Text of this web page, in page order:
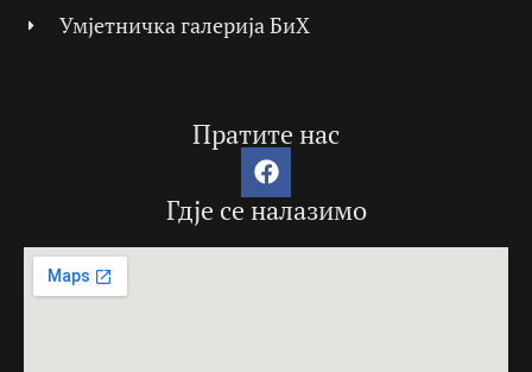
Умјетничка галерија БиХ
Пратите нас
Гдје се налазимо